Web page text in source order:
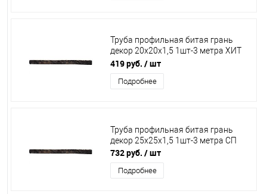
Труба профильная битая грань
декор 20х20х1,5 1шт-3 метра ХИТ
ПРОДАЖ СП
419 руб. / шт
Подробнее
Труба профильная битая грань
декор 25х25х1,5 1шт-3 метра СП
732 руб. / шт
Подробнее